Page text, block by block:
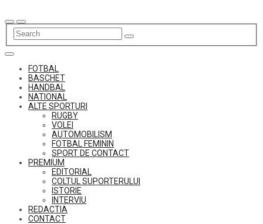
to
content
FOTBAL
BASCHET
HANDBAL
NATIONAL
ALTE SPORTURI
RUGBY
VOLEI
AUTOMOBILISM
FOTBAL FEMININ
SPORT DE CONTACT
PREMIUM
EDITORIAL
COLTUL SUPORTERULUI
ISTORIE
INTERVIU
REDACTIA
CONTACT